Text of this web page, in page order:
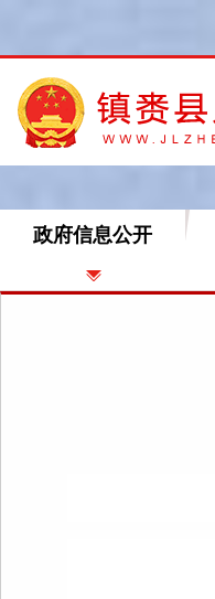
政府信息公开